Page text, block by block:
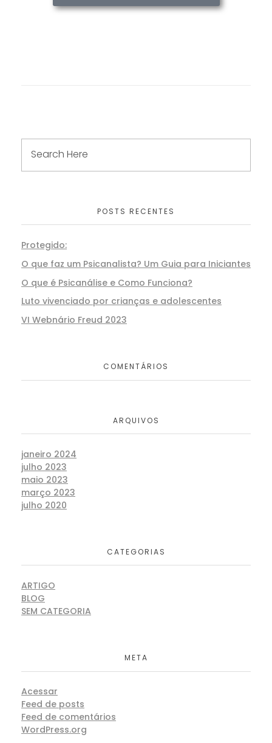
POSTS RECENTES
Protegido:
O que faz um Psicanalista? Um Guia para Iniciantes
O que é Psicanálise e Como Funciona?
Luto vivenciado por crianças e adolescentes
VI Webnário Freud 2023
COMENTÁRIOS
ARQUIVOS
janeiro 2024
julho 2023
maio 2023
março 2023
julho 2020
CATEGORIAS
ARTIGO
BLOG
SEM CATEGORIA
META
Acessar
Feed de posts
Feed de comentários
WordPress.org